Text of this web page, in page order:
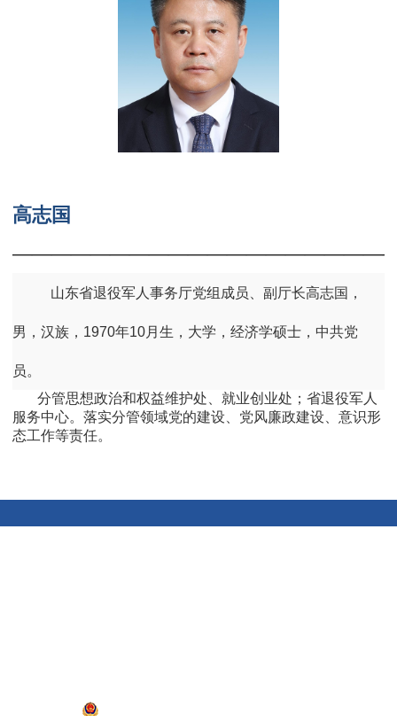
高志国
山东省退役军人事务厅党组成员、副厅长高志国，
男，汉族，1970年10月生，大学，经济学硕士，中共党
员。
分管思想政治和权益维护处、就业创业处；省退役军人
服务中心。落实分管领域党的建设、党风廉政建设、意识形
态工作等责任。